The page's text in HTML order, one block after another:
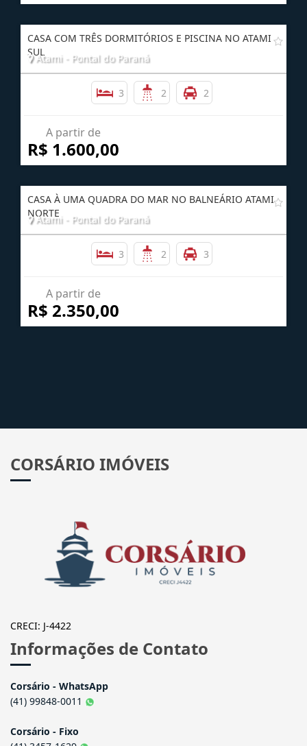
CASA COM TRÊS DORMITÓRIOS E PISCINA NO ATAMI
SUL
Atami - Pontal do Paraná
3 2 2
A partir de
R$ 1.600,00
CASA À UMA QUADRA DO MAR NO BALNEÁRIO ATAMI
NORTE
Atami - Pontal do Paraná
3 2 3
A partir de
R$ 2.350,00
CORSÁRIO IMÓVEIS
CRECI: J-4422
Informações de Contato
Corsário - WhatsApp
(41) 99848-0011
Corsário - Fixo